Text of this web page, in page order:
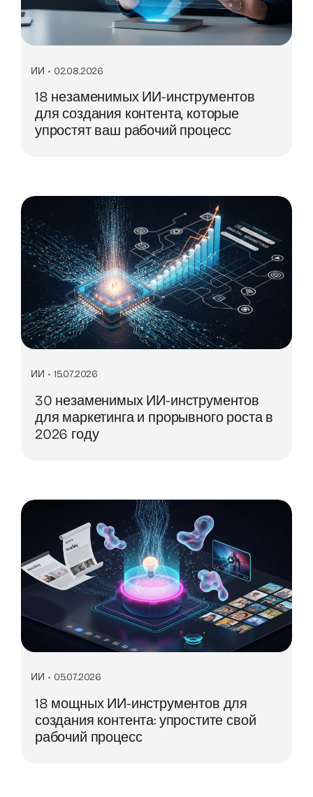
ИИ • 02.08.2026
18 незаменимых ИИ-инструментов
для создания контента, которые
упростят ваш рабочий процесс
ИИ • 15.07.2026
30 незаменимых ИИ-инструментов
для маркетинга и прорывного роста в
2026 году
ИИ • 05.07.2026
18 мощных ИИ-инструментов для
создания контента: упростите свой
рабочий процесс